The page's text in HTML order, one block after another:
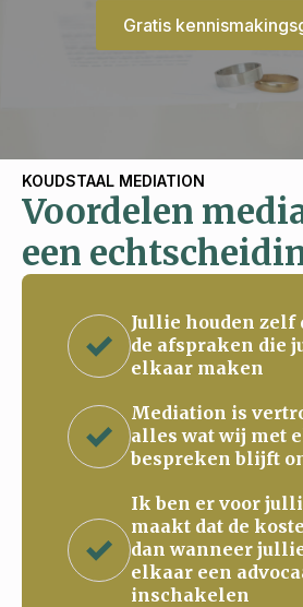
Gratis
KOUDSTAAL MEDIATION
Voordelen
een
Jullie houden zelf
de afspraken die
elkaar maken
Mediation is
alles wat wij met
bespreken blijft
Ik ben er voor
maakt dat de
dan wanneer
elkaar een
inschakelen